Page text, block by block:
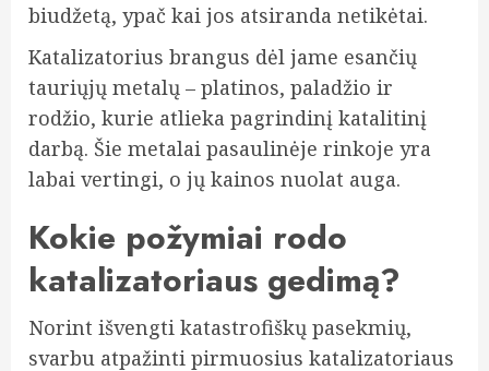
biudžetą, ypač kai jos atsiranda netikėtai.
Katalizatorius brangus dėl jame esančių
tauriųjų metalų – platinos, paladžio ir
rodžio, kurie atlieka pagrindinį katalitinį
darbą. Šie metalai pasaulinėje rinkoje yra
labai vertingi, o jų kainos nuolat auga.
Kokie požymiai rodo
katalizatoriaus gedimą?
Norint išvengti katastrofiškų pasekmių,
svarbu atpažinti pirmuosius katalizatoriaus